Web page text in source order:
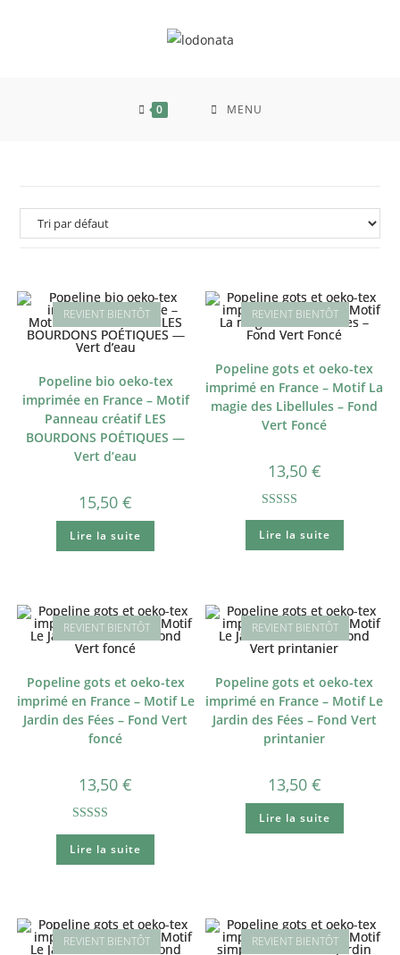
0 MENU
Popeline bio oeko-tex
imprimée en France – Motif
Panneau créatif LES
BOURDONS POÉTIQUES —
Vert d’eau
15,50€
Lire la suite
Popeline gots et oeko-tex
imprimé en France – Motif La
magie des Libellules – Fond
Vert Foncé
13,50 €
Note5.00
sur 5
Lire la suite
Popeline gots et oeko-tex
imprimé en France – Motif Le
Jardin des Fées – Fond Vert
foncé
13,50€
Note5.00
sur 5
Lire la suite
Popeline gots et oeko-tex
imprimé en France – Motif Le
Jardin des Fées – Fond Vert
printanier
13,50 €
Lire la suite